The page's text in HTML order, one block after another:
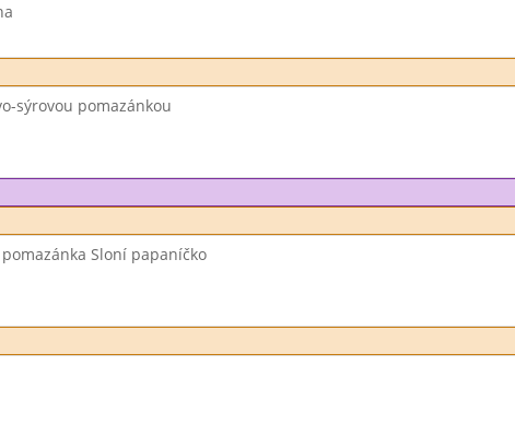
sýrovou pomazánkou
Sloní papaníčko